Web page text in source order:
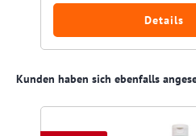
Details
Produktgalerie überspringen
Kunden haben sich ebenfalls